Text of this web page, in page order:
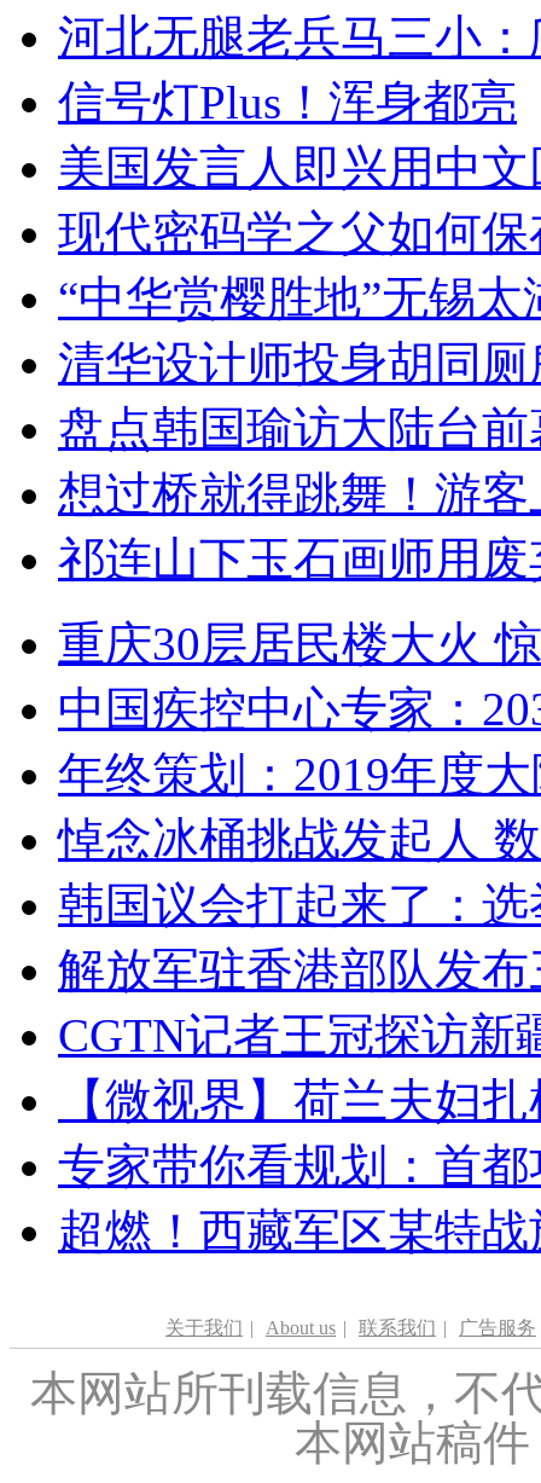
河北无腿老兵马三小
信号灯Plus！浑身都亮
美国发言人即兴用中
现代密码学之父如何
“中华赏樱胜地”无锡
清华设计师投身胡同
盘点韩国瑜访大陆台
想过桥就得跳舞！游客
祁连山下玉石画师用
重庆30层居民楼大火
中国疾控中心专家：
年终策划：2019年度
悼念冰桶挑战发起人
韩国议会打起来了：
解放军驻香港部队发
CGTN记者王冠探访新
【微视界】荷兰夫妇
专家带你看规划：首
超燃！西藏军区某特
关于我们 | About us | 联系我们 | 广告服务
本网站所刊载信息，不
本网站稿